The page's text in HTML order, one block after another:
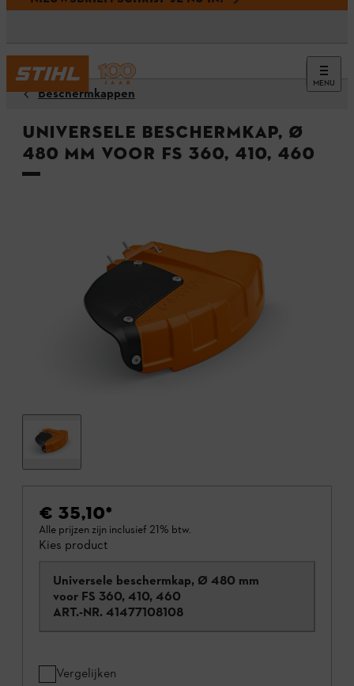
MENU
Beschermkappen
Universele beschermkap, Ø
480 mm voor FS 360, 410, 460
€ 35,10*
Alle prijzen zijn inclusief 21% btw.
Kies product
Universele beschermkap, Ø 480 mm
voor FS 360, 410, 460
ART.-NR. 41477108108
Vergelijken